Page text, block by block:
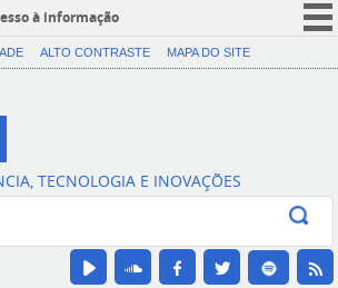
à informação
CORONAVÍRUS (COVID-19)
Canais
ALTO CONTRASTE MAPA DO SITE
TECNOLOGIA E INOVAÇÕES